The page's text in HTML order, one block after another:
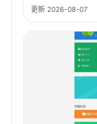
更新 2026-08-07